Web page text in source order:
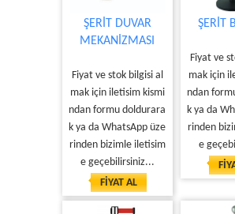
ŞERİT DUVAR
MEKANİZMASI
Fiyat ve stok bilgisi al
mak için iletisim kismi
ndan formu doldurara
k ya da WhatsApp üze
rinden bizimle iletisim
e geçebilirsiniz...
FİYAT AL
ŞERİT
Fiyat ve
mak için
ndan
k ya da
rinden
e